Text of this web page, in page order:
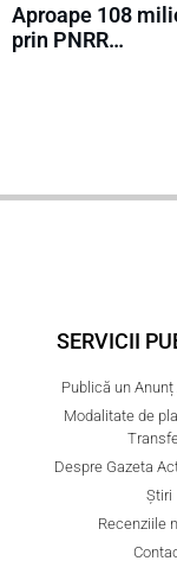
Aproape 108
prin PNRR…
SERVICII
Publică un
Modalitate de
Despre Gazeta
Știri
Recenziile